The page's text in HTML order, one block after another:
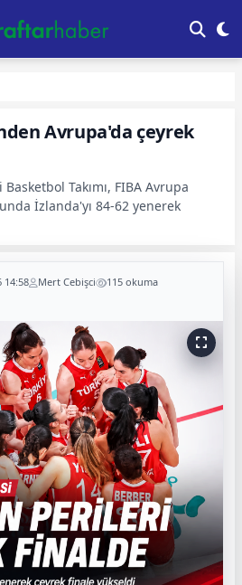
Avrupa'da çeyrek
Takımı, FIBA Avrupa
İzlanda'yı 84-62 yenerek
14:58 Mert Cebişci 115 okuma